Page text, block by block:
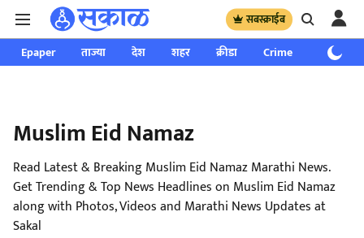
सबस्क्राईब
Epaper ताज्या देश शहर क्रीडा Crime साप्ताहिक
Muslim Eid Namaz
Read Latest & Breaking Muslim Eid Namaz Marathi News.
Get Trending & Top News Headlines on Muslim Eid Namaz
along with Photos, Videos and Marathi News Updates at
Sakal